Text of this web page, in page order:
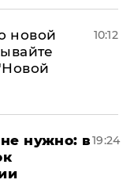
новой
10:12
нужно: в19:24